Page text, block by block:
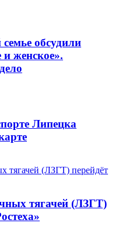
обсудили
женское».
Липецка
тягачей (ЛЗГТ)